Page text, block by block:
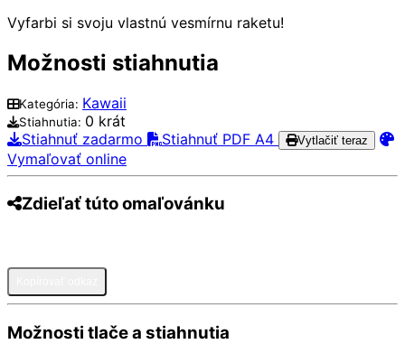
Vyfarbi si svoju vlastnú vesmírnu raketu!
Možnosti stiahnutia
Kategória: Kawaii
Stiahnutia: 0 krát
Stiahnuť zadarmo
Stiahnuť PDF A4 Vytlačiť teraz
Vymaľovať online
Zdieľať túto omaľovánku
Možnosti tlače a stiahnutia